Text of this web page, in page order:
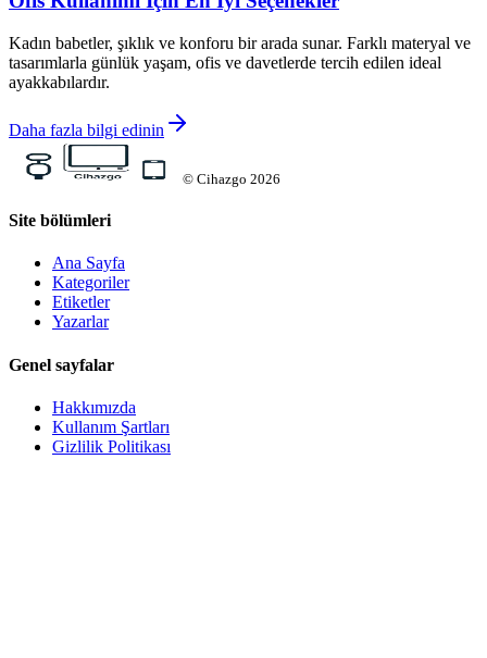
Kadın babetler, şıklık ve konforu bir arada sunar. Farklı materyal ve
tasarımlarla günlük yaşam, ofis ve davetlerde tercih edilen ideal
ayakkabılardır.
Daha fazla bilgi edinin
© Cihazgo 2026
Site bölümleri
Ana Sayfa
Kategoriler
Etiketler
Yazarlar
Genel sayfalar
Hakkımızda
Kullanım Şartları
Gizlilik Politikası